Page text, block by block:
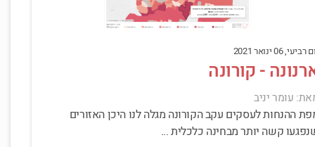
06 ינואר 2021
- קורונה
עומר יניב
ההנחות לעסקים עקב הקורונה מגלה לנו היכן האזורים
קשה יותר מבחינה כלכלית ...